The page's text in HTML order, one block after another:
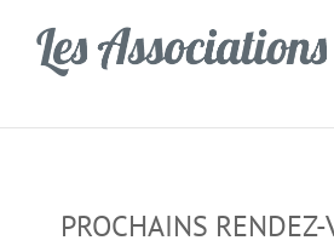
contenu
PROCHAINS RENDEZ-